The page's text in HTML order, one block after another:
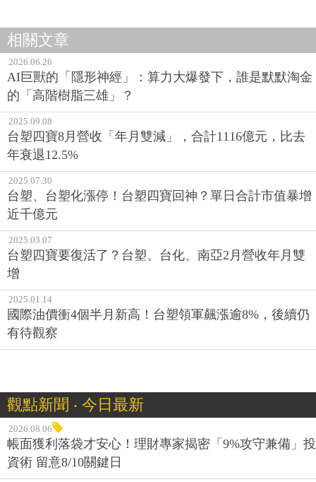
相關文章
2026.06.26
AI巨獸的「隱形神經」：算力大爆發下，誰是默默淘金
的「高階樹脂三雄」？
2025.09.08
台塑四寶8月營收「年月雙減」，合計1116億元，比去
年衰退12.5%
2025.07.30
台塑、台塑化漲停！台塑四寶回神？單日合計市值暴增
近千億元
2025.03.07
台塑四寶要復活了？台塑、台化、南亞2月營收年月雙
增
2025.01.14
國際油價衝4個半月新高！台塑領軍飆漲逾8%，後續仍
有待觀察
觀點新聞 ‧ 今日最新
2026.08.06
帳面獲利落袋才安心！理財專家揭密「9%攻守兼備」投
資術 留意8/10關鍵日